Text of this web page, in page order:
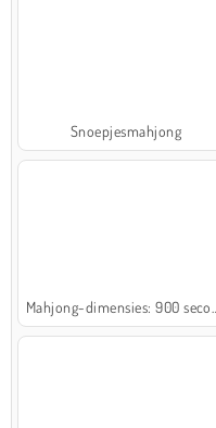
Snoepjesmahjong